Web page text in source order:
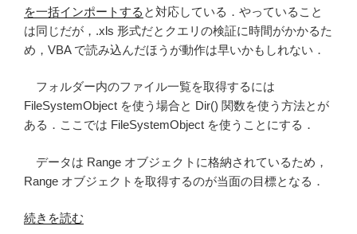
を一括インポートする と対応している．やっていること
は同じだが，.xls 形式だとクエリの検証に時間がかかるた
め，VBA で読み込んだほうが動作は早いかもしれない．
フォルダー内のファイル一覧を取得するには
FileSystemObject を使う場合と Dir() 関数を使う方法とが
ある．ここでは FileSystemObject を使うことにする．
データは Range オブジェクトに格納されているため，
Range オブジェクトを取得するのが当面の目標となる．
“EXCEL
続きを読む